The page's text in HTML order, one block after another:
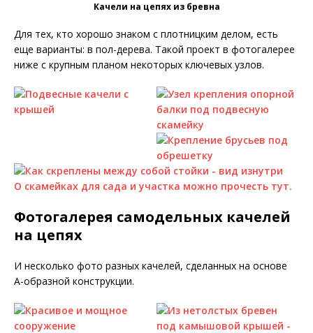
Качели на цепях из бревна
Для тех, кто хорошо знаком с плотницким делом, есть
еще варианты: в пол-дерева. Такой проект в фотогалерее
ниже с крупным планом некоторых ключевых узлов.
О скамейках для сада и участка можно прочесть тут.
Фотогалерея самодельных качелей
на цепях
И несколько фото разных качелей, сделанных на основе
А-образной конструкции.